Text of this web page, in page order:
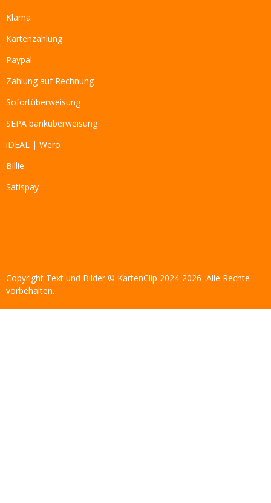
Klarna
Kartenzahlung
Paypal
Zahlung auf Rechnung
Sofortüberweisung
SEPA banküberweisung
iDEAL | Wero
Billie
Satispay
Copyright Text und Bilder © KartenClip 2024-2026 Alle Rechte
vorbehalten.